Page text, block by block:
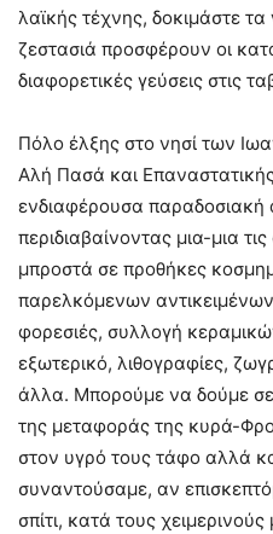
λαϊκής τέχνης, δοκιμάστε
ζεστασιά προσφέρουν οι
διαφορετικές γεύσεις στις
Πόλο έλξης στο νησί των
Αλή Πασά και
ενδιαφέρουσα παραδοσιακή
περιδιαβαίνοντας μια-μια
μπροστά σε προθήκες
παρελκόμενων
φορεσιές, συλλογή
εξωτερικό, λιθογραφίες,
άλλα. Μπορούμε να δούμε
της μεταφοράς της κυρά-
στον υγρό τους τάφο αλλά
συναντούσαμε, αν
σπίτι, κατά τους χειμερινούς